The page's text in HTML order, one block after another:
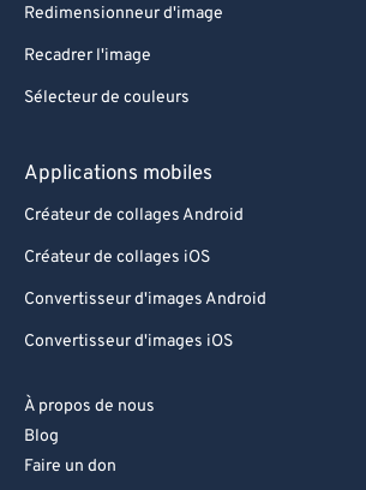
Redimensionneur d'image
Recadrer l'image
Sélecteur de couleurs
Applications mobiles
Créateur de collages Android
Créateur de collages iOS
Convertisseur d'images Android
Convertisseur d'images iOS
À propos de nous
Blog
Faire un don